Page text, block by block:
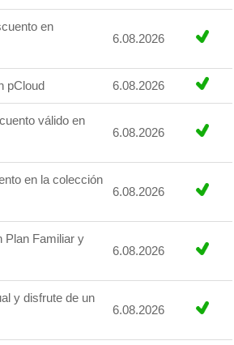
en
6.08.2026
pCloud 6.08.2026
válido en
6.08.2026
en la colección
6.08.2026
Plan Familiar y
6.08.2026
y disfrute de un
6.08.2026